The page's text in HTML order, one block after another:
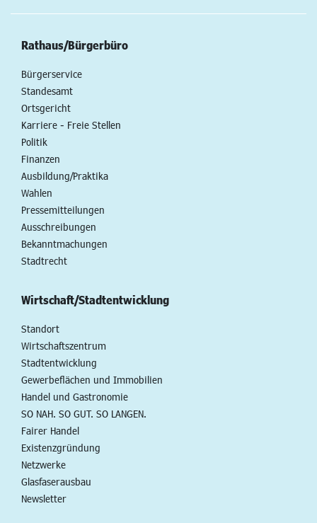
Rathaus/Bürgerbüro
Bürgerservice
Standesamt
Ortsgericht
Karriere - Freie Stellen
Politik
Finanzen
Ausbildung/Praktika
Wahlen
Pressemitteilungen
Ausschreibungen
Bekanntmachungen
Stadtrecht
Wirtschaft/Stadtentwicklung
Standort
Wirtschaftszentrum
Stadtentwicklung
Gewerbeflächen und Immobilien
Handel und Gastronomie
SO NAH. SO GUT. SO LANGEN.
Fairer Handel
Existenzgründung
Netzwerke
Glasfaserausbau
Newsletter